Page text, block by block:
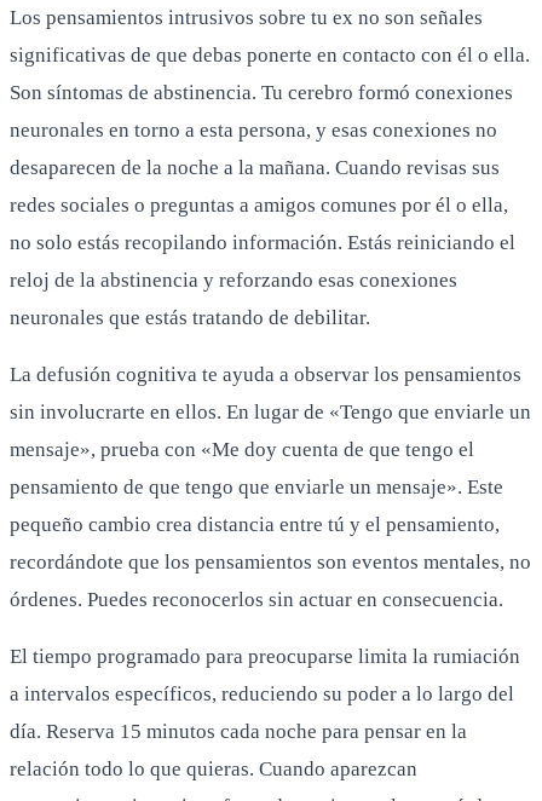
Los pensamientos intrusivos sobre tu ex no son señales
significativas de que debas ponerte en contacto con él o ella.
Son síntomas de abstinencia. Tu cerebro formó conexiones
neuronales en torno a esta persona, y esas conexiones no
desaparecen de la noche a la mañana. Cuando revisas sus
redes sociales o preguntas a amigos comunes por él o ella,
no solo estás recopilando información. Estás reiniciando el
reloj de la abstinencia y reforzando esas conexiones
neuronales que estás tratando de debilitar.
La defusión cognitiva te ayuda a observar los pensamientos
sin involucrarte en ellos. En lugar de «Tengo que enviarle un
mensaje», prueba con «Me doy cuenta de que tengo el
pensamiento de que tengo que enviarle un mensaje». Este
pequeño cambio crea distancia entre tú y el pensamiento,
recordándote que los pensamientos son eventos mentales, no
órdenes. Puedes reconocerlos sin actuar en consecuencia.
El tiempo programado para preocuparse limita la rumiación
a intervalos específicos, reduciendo su poder a lo largo del
día. Reserva 15 minutos cada noche para pensar en la
relación todo lo que quieras. Cuando aparezcan